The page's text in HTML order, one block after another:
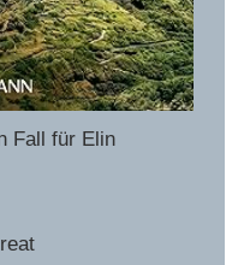
Fall für Elin